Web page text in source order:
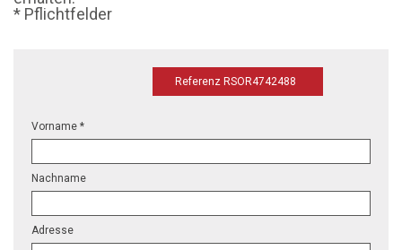
* Pflichtfelder
Referenz RSOR4742488
Vorname *
Nachname
Adresse